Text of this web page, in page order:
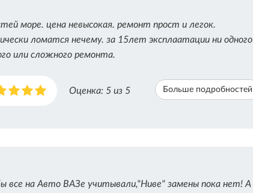
море. цена невысокая. ремонт прост и легок.
ломатся нечему. за 15лет эксплаатации ни одного
или сложного ремонта.
Оценка: 5 из 5 Больше подробностей
все на Авто ВАЗе учитывали,"Ниве" замены пока нет! А